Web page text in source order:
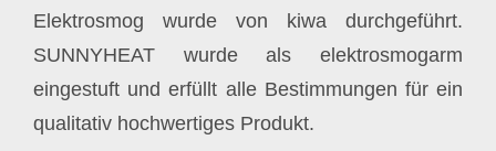
Elektrosmog wurde von kiwa durchgeführt.
SUNNYHEAT wurde als elektrosmogarm
eingestuft und erfüllt alle Bestimmungen für ein
qualitativ hochwertiges Produkt.